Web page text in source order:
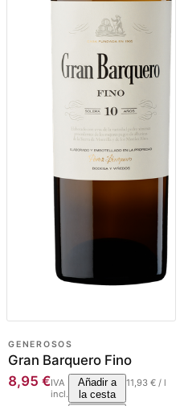
GENEROSOS
Gran Barquero Fino
8,95 €IVA
incl.
11,93 € / l
Añadir a
la cesta